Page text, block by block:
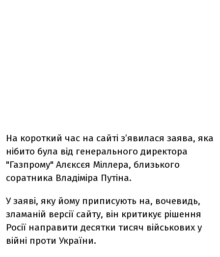
На короткий час на сайті з’явилася заява, яка
нібито була від генерального директора
"Газпрому" Алєксєя Міллера, близького
соратника Владіміра Путіна.
У заяві, яку йому приписують на, вочевидь,
зламаній версії сайту, він критикує рішення
Росії направити десятки тисяч військових у
війні проти України.